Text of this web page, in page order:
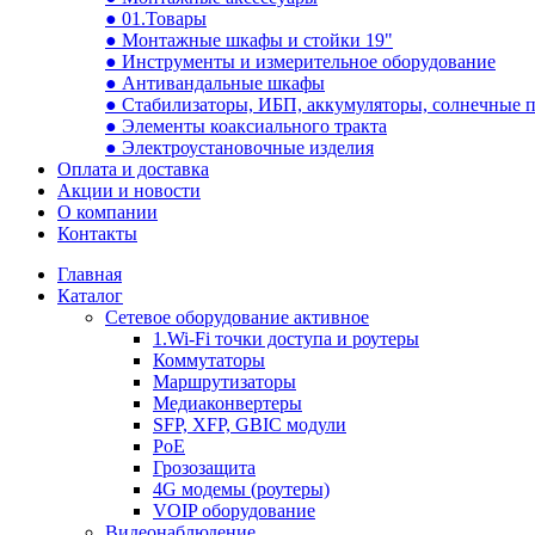
● 01.Товары
● Монтажные шкафы и стойки 19"
● Инструменты и измерительное оборудование
● Антивандальные шкафы
● Стабилизаторы, ИБП, аккумуляторы, солнечные
● Элементы коаксиального тракта
● Электроустановочные изделия
Оплата и доставка
Акции и новости
О компании
Контакты
Главная
Каталог
Сетевое оборудование активное
1.Wi-Fi точки доступа и роутеры
Коммутаторы
Маршрутизаторы
Медиаконвертеры
SFP, XFP, GBIC модули
PoE
Грозозащита
4G модемы (роутеры)
VOIP оборудование